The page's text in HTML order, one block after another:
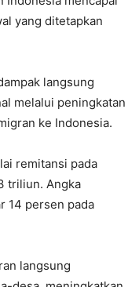
yang ditetapkan
langsung
melalui peningkatan
ke Indonesia.
remitansi pada
triliun. Angka
14 persen pada
langsung